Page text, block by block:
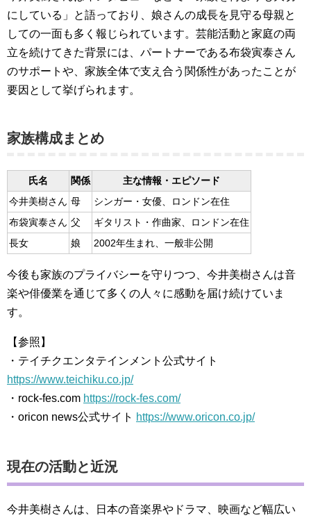
にしている」と語っており、娘さんの成長を見守る母親と
しての一面も多く報じられています。芸能活動と家庭の両
立を続けてきた背景には、パートナーである布袋寅泰さん
のサポートや、家族全体で支え合う関係性があったことが
要因として挙げられます。
家族構成まとめ
氏名 関係
主な情報・エピソード
今井美樹さん 母
シンガー・女優、ロンドン在住
布袋寅泰さん 父
ギタリスト・作曲家、ロンドン在住
長女
娘 2002年生まれ、一般非公開
今後も家族のプライバシーを守りつつ、今井美樹さんは音
楽や俳優業を通じて多くの人々に感動を届け続けていま
す。
【参照】
・テイチクエンタテインメント公式サイト
https://www.teichiku.co.jp/
・rock-fes.com https://rock-fes.com/
・oricon news公式サイト https://www.oricon.co.jp/
現在の活動と近況
今井美樹さんは、日本の音楽界やドラマ、映画など幅広い